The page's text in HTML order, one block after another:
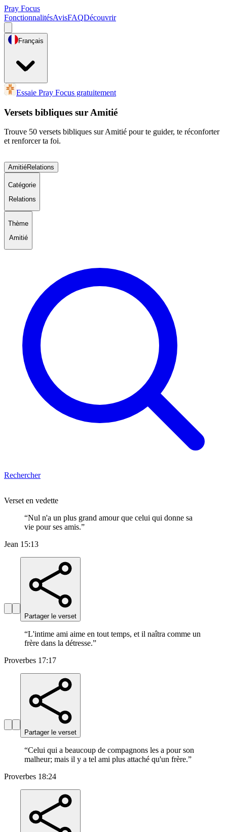
Pray Focus
FonctionnalitésAvisFAQDécouvrir
Français
Essaie Pray Focus gratuitement
Versets bibliques sur Amitié
Trouve 50 versets bibliques sur Amitié pour te guider, te réconforter
et renforcer ta foi.
AmitiéRelations
Catégorie
Relations
Thème
Amitié
Rechercher
Verset en vedette
“Nul n'a un plus grand amour que celui qui donne sa
vie pour ses amis.”
Jean 15:13
Partager le verset
“L'intime ami aime en tout temps, et il naîtra comme un
frère dans la détresse.”
Proverbes 17:17
Partager le verset
“Celui qui a beaucoup de compagnons les a pour son
malheur; mais il y a tel ami plus attaché qu'un frère.”
Proverbes 18:24